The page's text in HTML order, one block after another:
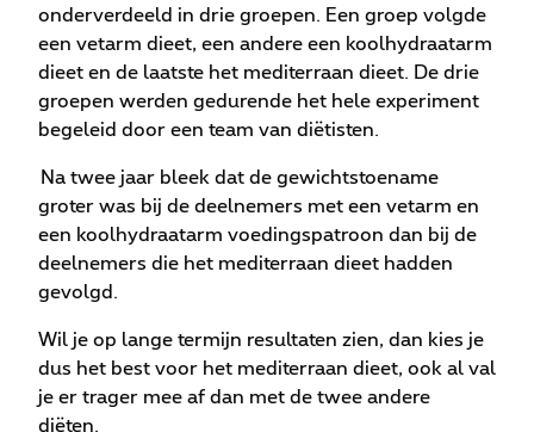
onderverdeeld in drie groepen. Een groep volgde
een vetarm dieet, een andere een koolhydraatarm
dieet en de laatste het mediterraan dieet. De drie
groepen werden gedurende het hele experiment
begeleid door een team van diëtisten.
Na twee jaar bleek dat de gewichtstoename
groter was bij de deelnemers met een vetarm en
een koolhydraatarm voedingspatroon dan bij de
deelnemers die het mediterraan dieet hadden
gevolgd.
Wil je op lange termijn resultaten zien, dan kies je
dus het best voor het mediterraan dieet, ook al val
je er trager mee af dan met de twee andere
diëten.